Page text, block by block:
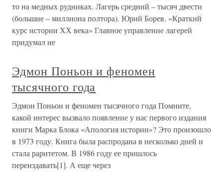
то на медных рудниках. Лагерь средний – тысяч двести
(большие – миллиона полтора). Юрий Борев. «Краткий
курс истории ХХ века» Главное управление лагерей
придумал не
Эдмон Поньон и феномен
тысячного года
Эдмон Поньон и феномен тысячного года Помните,
какой интерес вызвало появление у нас первого издания
книги Марка Блока «Апология истории»? Это произошло
в 1973 году. Книга была распродана в несколько дней и
стала раритетом. В 1986 году ее пришлось
переиздавать[1]. А еще через